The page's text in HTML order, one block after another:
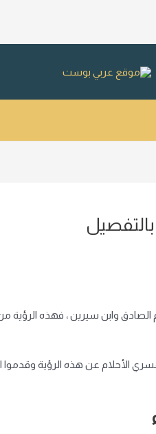
وابن سيرين ، فهذه الرؤية من
مفسري الأحلام عن هذه الرؤية